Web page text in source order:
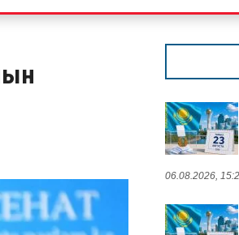
06.08.2026,